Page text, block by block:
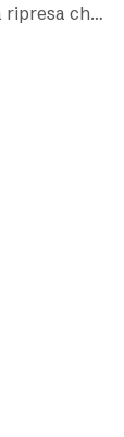
ripresa che
del